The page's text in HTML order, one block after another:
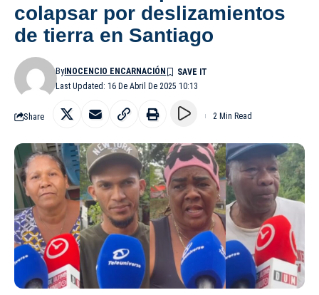
colapsar por deslizamientos
de tierra en Santiago
Last Updated: 16 De Abril De 2025 10:13
ByINOCENCIO ENCARNACIÓN
Share 2 Min Read